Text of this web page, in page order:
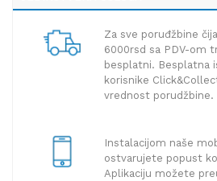
Za sve poruđžbine
6000rsd sa PDV-om
besplatni. Besplatna
korisnike
vrednost porudžbine.
Instalacijom naše
ostvarujete popust
Aplikaciju možete